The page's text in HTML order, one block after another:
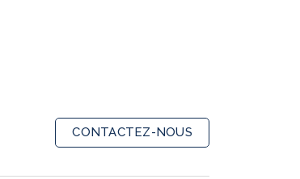
CONTACTEZ-NOUS